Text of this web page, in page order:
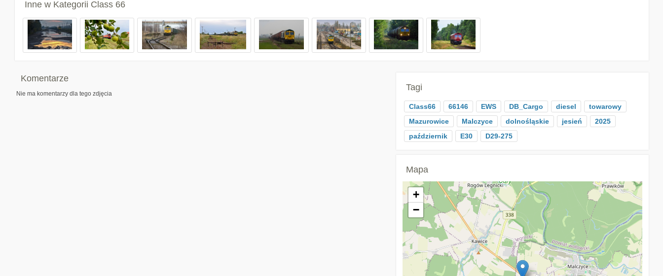
Inne w Kategorii Class 66
Komentarze
Nie ma komentarzy dla tego zdjęcia
Tagi
Class66 66146 EWS DB_Cargo diesel
towarowy
Mazurowice
Malczyce dolnośląskie jesień
2025
październik
E30 D29-275
Mapa
+
−